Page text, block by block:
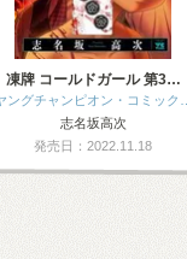
凍牌 コールドガール 第3…
ングチャンピオン・コミック…
志名坂高次
発売日：2022.11.18